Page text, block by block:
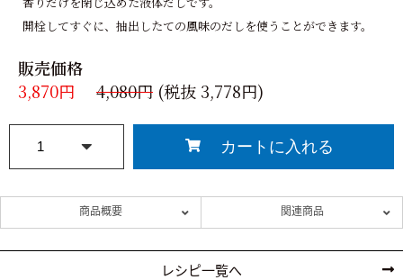
開栓してすぐに、抽出したての風味のだしを使うことができます。
販売価格
3,870円
4,080円 (税抜 3,778円)
商品概要 関連商品
レシピ一覧へ